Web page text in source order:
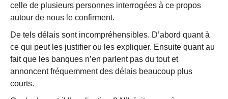
celle de plusieurs personnes interrogées à ce propos
autour de nous le confirment.
De tels délais sont incompréhensibles. D’abord quant à
ce qui peut les justifier ou les expliquer. Ensuite quant au
fait que les banques n’en parlent pas du tout et
annoncent fréquemment des délais beaucoup plus
courts.